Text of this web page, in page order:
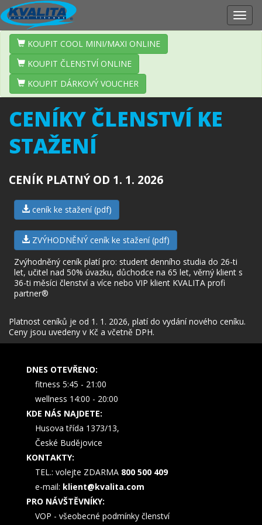
CENÍKY ČLENSTVÍ KE
STAŽENÍ
CENÍK PLATNÝ OD 1. 1. 2026
ceník ke stažení (pdf)
ZVÝHODNĚNÝ ceník ke stažení (pdf)
Zvýhodněný ceník platí pro: student denního studia do 26-ti
let, učitel nad 50% úvazku, důchodce na 65 let, věrný klient s
36-ti měsíci členství a více nebo VIP klient KVALITA profi
partner®
Platnost ceníků je od 1. 1. 2026, platí do vydání nového ceníku.
Ceny jsou uvedeny v Kč a včetně DPH.
KOUPIT COOL MINI/MAXI ONLINE
KOUPIT ČLENSTVÍ ONLINE
KOUPIT DÁRKOVÝ VOUCHER
DNES OTEVŘENO:
fitness 5:45 - 21:00
wellness 14:00 - 20:00
KDE NÁS NAJDETE:
Husova třída 1373/13,
České Budějovice
KONTAKTY:
TEL.: volejte ZDARMA 800 500 409
e-mail: klient@kvalita.com
PRO NÁVŠTĚVNÍKY:
VOP - všeobecné podmínky členství